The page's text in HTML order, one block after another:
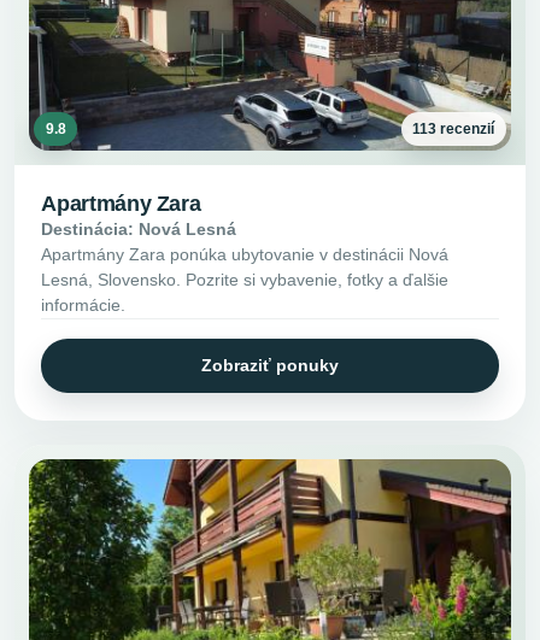
9.8 113 recenzií
Apartmány Zara
Destinácia: Nová Lesná
Apartmány Zara ponúka ubytovanie v destinácii Nová
Lesná, Slovensko. Pozrite si vybavenie, fotky a ďalšie
informácie.
Zobraziť ponuky